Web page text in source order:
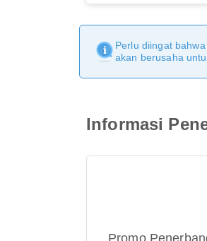
Perlu diingat
akan berusaha
Informasi
Promo